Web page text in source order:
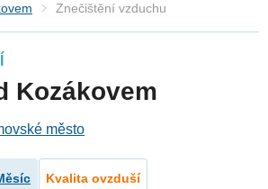
Znečištění vzduchu
Kozákovem
město
Kvalita ovzduší